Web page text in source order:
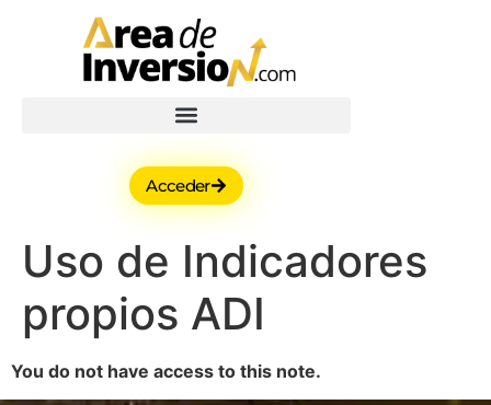
Acceder
Uso de Indicadores
propios ADI
You do not have access to this note.